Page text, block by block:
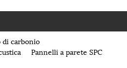
carbonio
Pannelli a parete SPC